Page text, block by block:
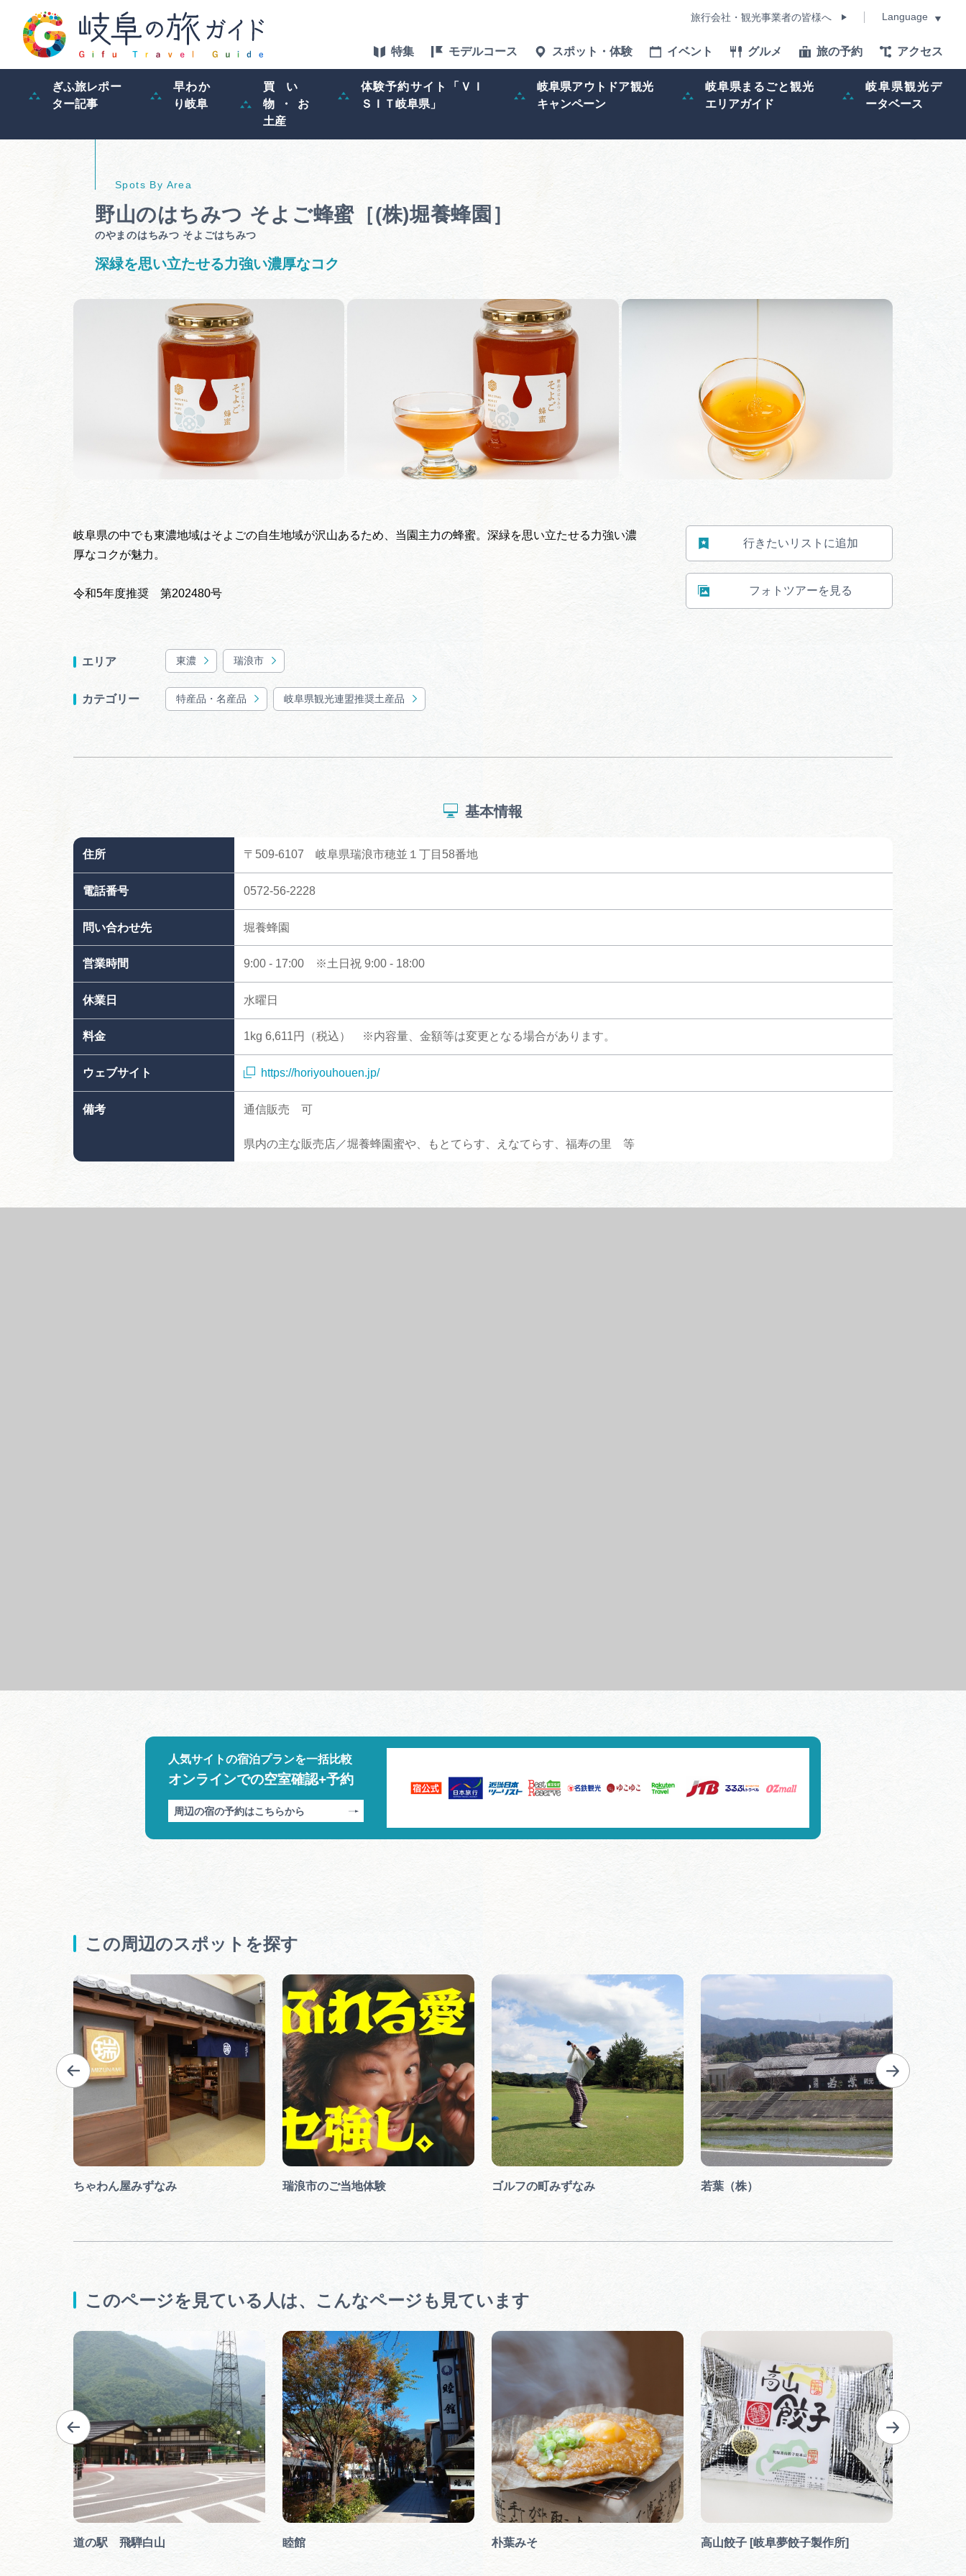
旅行会社・観光事業者の皆様へ Language
特集 モデルコース スポット・体験 イベント グルメ 旅の予約 アクセス
ぎふ旅レポー
ター記事
早わか
り岐阜
買い
物・お
土産
体験予約サイト「ＶＩ
ＳＩＴ岐阜県」
岐阜県アウトドア観光
キャンペーン
岐阜県まるごと観光
エリアガイド
岐阜県観光デ
ータベース
買い物・お土産
岐阜県アウトドア観光キャン
ペーン
岐阜県まるごと観光エリアガ
イド
岐阜県観光データベース
お問い合わせ
行きたいリストを見る
野山のはちみつ そよご蜂蜜［(株)堀養蜂園］
のやまのはちみつ そよごはちみつ
深緑を思い立たせる力強い濃厚なコク
岐阜県の中でも東濃地域はそよごの自生地域が沢山あるため、当園主力の蜂蜜。深緑を思い立たせる力強い濃
厚なコクが魅力。
令和5年度推奨 第202480号
エリア 東濃 瑞浪市
カテゴリー 特産品・名産品 岐阜県観光連盟推奨土産品
行きたいリストに追加
フォトツアーを見る
基本情報
住所 〒509-6107 岐阜県瑞浪市穂並１丁目58番地
電話番号 0572-56-2228
問い合わせ先 堀養蜂園
営業時間 9:00 - 17:00 ※土日祝 9:00 - 18:00
休業日 水曜日
料金 1kg 6,611円（税込） ※内容量、金額等は変更となる場合があります。
ウェブサイト https://horiyouhouen.jp/
備考 通信販売 可
県内の主な販売店／堀養蜂園蜜や、もとてらす、えなてらす、福寿の里 等
人気サイトの宿泊プランを一括比較
オンラインでの空室確認+予約
周辺の宿の予約はこちらから
この周辺のスポットを探す
ちゃわん屋みずなみ 瑞浪市のご当地体験 ゴルフの町みずなみ 若葉（株）
このページを見ている人は、 こんなページも見ています
道の駅 飛騨白山 睦館 朴葉みそ 高山餃子 [岐阜夢餃子製作所]